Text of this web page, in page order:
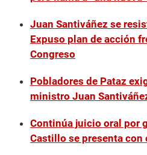
Juan Santiváñez se
Expuso plan de acción
Congreso
Pobladores de Pataz
ministro Juan
Continúa juicio oral por
Castillo se presenta con